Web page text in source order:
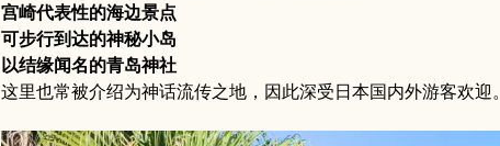
宫崎代表性的海边景点
可步行到达的神秘小岛
以结缘闻名的青岛神社
这里也常被介绍为神话流传之地，因此深受日本国内外游客欢迎。